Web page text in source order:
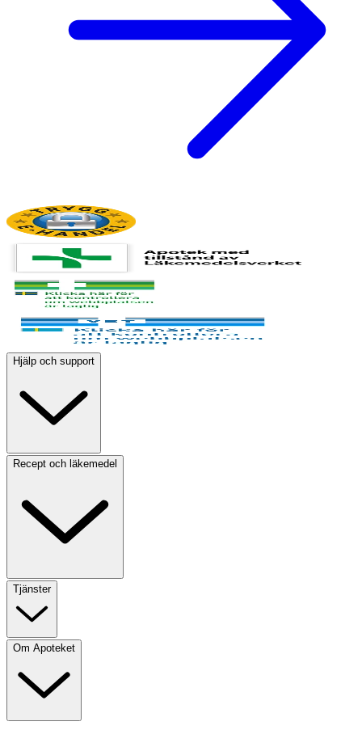
Hjälp och support
Recept och läkemedel
Tjänster
Om Apoteket